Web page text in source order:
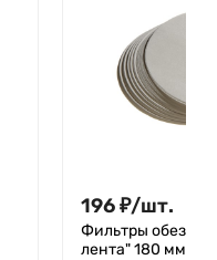
196₽/шт.
Фильтры
лента" 180 мм,